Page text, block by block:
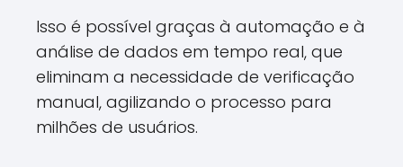
Isso é possível graças à automação e à
análise de dados em tempo real, que
eliminam a necessidade de verificação
manual, agilizando o processo para
milhões de usuários.